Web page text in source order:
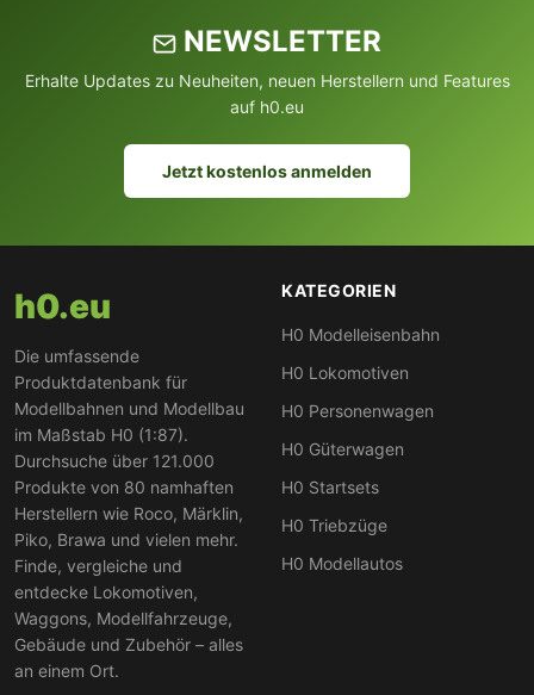
NEWSLETTER
Erhalte Updates zu Neuheiten, neuen Herstellern und Features
auf h0.eu
Jetzt kostenlos anmelden
h0.eu
Die umfassende
Produktdatenbank für
Modellbahnen und Modellbau
im Maßstab H0 (1:87).
Durchsuche über 121.000
Produkte von 80 namhaften
Herstellern wie Roco, Märklin,
Piko, Brawa und vielen mehr.
Finde, vergleiche und
entdecke Lokomotiven,
Waggons, Modellfahrzeuge,
Gebäude und Zubehör – alles
an einem Ort.
KATEGORIEN
H0 Modelleisenbahn
H0 Lokomotiven
H0 Personenwagen
H0 Güterwagen
H0 Startsets
H0 Triebzüge
H0 Modellautos